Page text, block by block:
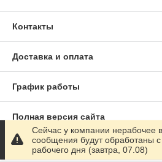
Контакты
Доставка и оплата
График работы
Полная версия сайта
Сайт создан на маркетплейсе
Сейчас у компании нерабочее
сообщения будут обработаны
рабочего дня (завтра, 07.08)